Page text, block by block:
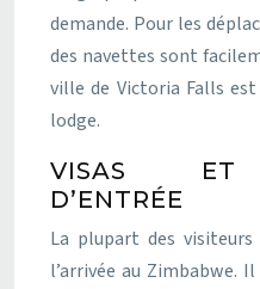
demande. Pour les
des navettes sont
ville de Victoria Falls
lodge.
VISAS ET
D’ENTRÉE
La plupart des
l’arrivée au Zimbabwe.